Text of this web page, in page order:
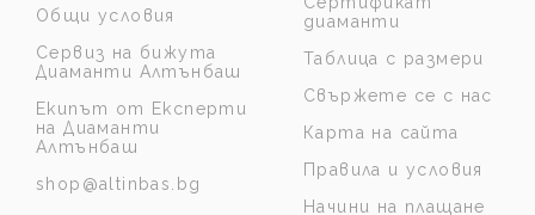
Общи условия
Сервиз на бижута
Диаманти Алтънбаш
Екипът от Експерти
на Диаманти
Алтънбаш
shop@altinbas.bg
диаманти
Таблица с размери
Свържете се с нас
Карта на сайта
Правила и условия
Начини на плащане